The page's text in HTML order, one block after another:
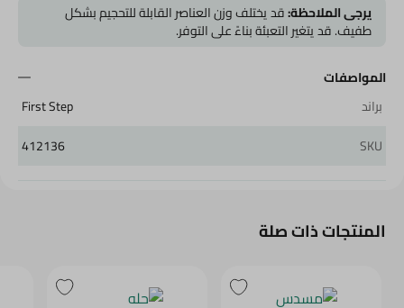
يرجى الملاحظة:قد يختلف وزن العناصر القابلة للتحجيم بشكل
طفيف. قد يتغير التعبئة بناءً على التوفر.
المواصفات
براند
First Step
SKU
412136
المنتجات ذات صلة